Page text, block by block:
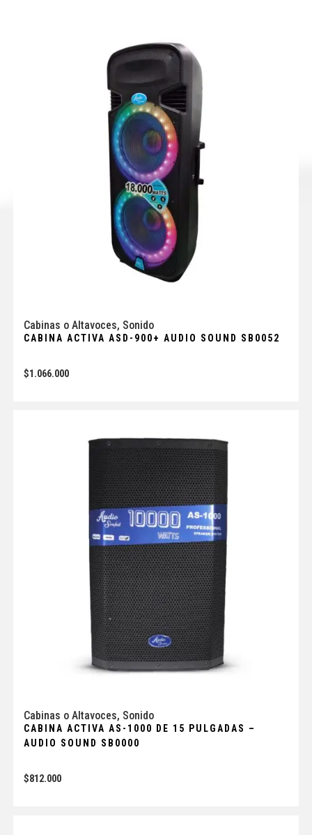
Cabinas o Altavoces, Sonido
CABINA ACTIVA ASD-900+ AUDIO SOUND SB0052
$1.066.000
Cabinas o Altavoces, Sonido
CABINA ACTIVA AS-1000 DE 15 PULGADAS –
AUDIO SOUND SB0000
$812.000